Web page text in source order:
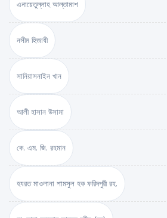
এনায়েতুল্লাহ আল্‌তামাশ
নসীম হিজাযী
সানিয়াসনাইন খান
আলী হাসান উসামা
কে. এম. জি. রহমান
হযরত মাওলানা শামসুল হক ফরিদপুরী রহ.